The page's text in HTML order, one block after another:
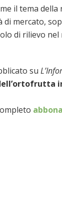
il tema
di mercato,
di rilievo
su